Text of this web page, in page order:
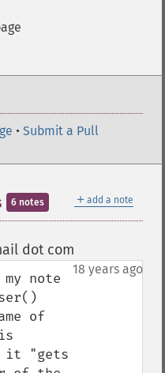
• Submit a Pull
＋ add a note
6 notes
dot com
18 years ago
note
of
it "gets